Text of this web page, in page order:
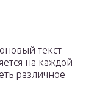
текст
на каждой
различное